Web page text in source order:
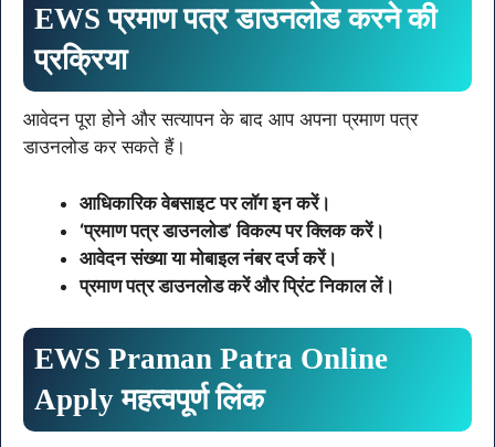
EWS प्रमाण पत्र डाउनलोड करने की
प्रक्रिया
आवेदन पूरा होने और सत्यापन के बाद आप अपना प्रमाण पत्र
डाउनलोड कर सकते हैं।
आधिकारिक वेबसाइट पर लॉग इन करें।
‘प्रमाण पत्र डाउनलोड’ विकल्प पर क्लिक करें।
आवेदन संख्या या मोबाइल नंबर दर्ज करें।
प्रमाण पत्र डाउनलोड करें और प्रिंट निकाल लें।
EWS Praman Patra Online
Apply महत्वपूर्ण लिंक